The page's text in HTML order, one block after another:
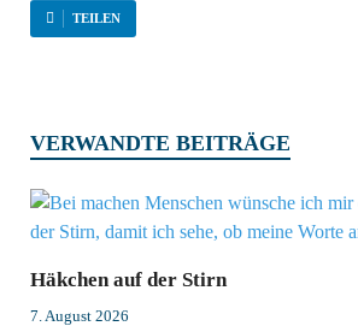
TEILEN
VERWANDTE BEITRÄGE
Häkchen auf der Stirn
7. August 2026